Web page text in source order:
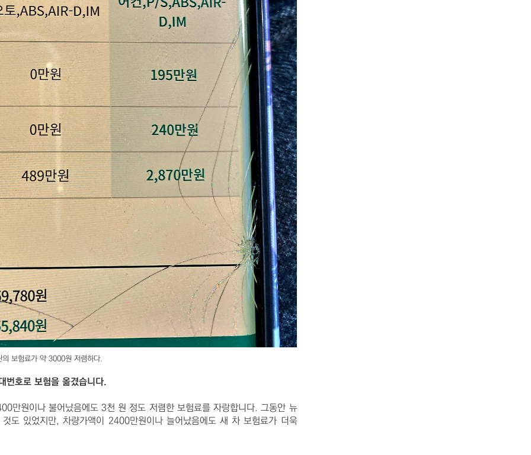
의 보험료가 약 3000원 저렴하다.
번호로 보험을 옮겼습니다.
만원이나 불어났음에도 3천 원 정도 저렴한 보험료를 자랑합니다. 그동안 뉴
도 있었지만, 차량가액이 2400만원이나 늘어났음에도 새 차 보험료가 더욱